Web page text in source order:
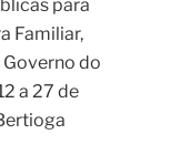
para
Familiar,
do
a 27 de